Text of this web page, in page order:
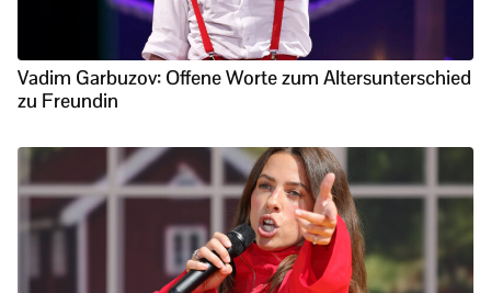
Vadim Garbuzov: Offene Worte zum Altersunterschied
zu Freundin